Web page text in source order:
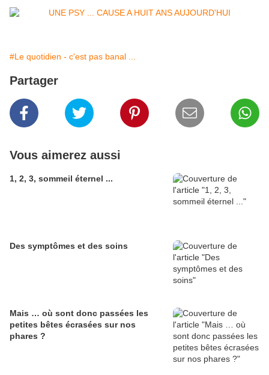
#Le quotidien - c'est pas banal ...
Partager
Vous aimerez aussi
1, 2, 3, sommeil éternel ...
Des symptômes et des soins
Mais … où sont donc passées les
petites bêtes écrasées sur nos
phares ?